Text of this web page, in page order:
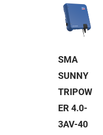
SMA
SUNNY
TRIPOW
ER 4.0-
3AV-40